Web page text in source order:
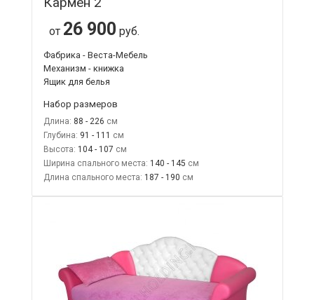
от 26 900 руб.
Фабрика - Веста-Мебель
Механизм - книжка
Ящик для белья
Набор размеров
Длина: 88 - 226
Глубина: 91 - 111
Высота: 104 - 107
Ширина спального места: 140 - 145
Длина спального места: 187 - 190